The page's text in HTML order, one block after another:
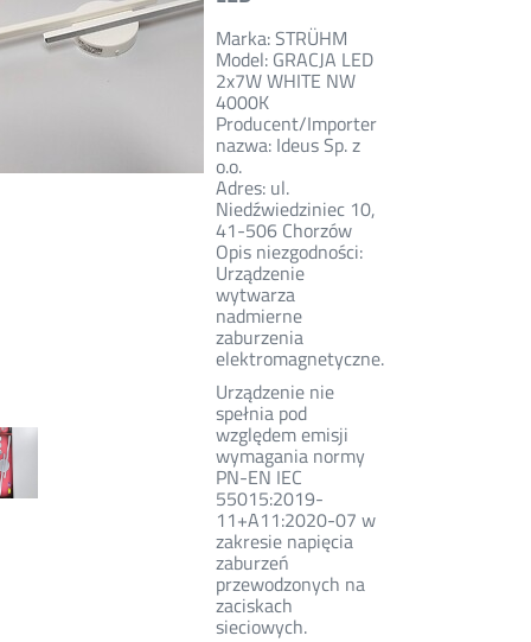
Marka: STRÜHM
Model: GRACJA LED
2x7W WHITE NW
4000K
Producent/Importer
nazwa: Ideus Sp. z
o.o.
Adres: ul.
Niedźwiedziniec 10,
41-506 Chorzów
Opis niezgodności:
Urządzenie
wytwarza
nadmierne
zaburzenia
elektromagnetyczne.
Urządzenie nie
spełnia pod
względem emisji
wymagania normy
PN-EN IEC
55015:2019-
11+A11:2020-07 w
zakresie napięcia
zaburzeń
przewodzonych na
zaciskach
sieciowych.